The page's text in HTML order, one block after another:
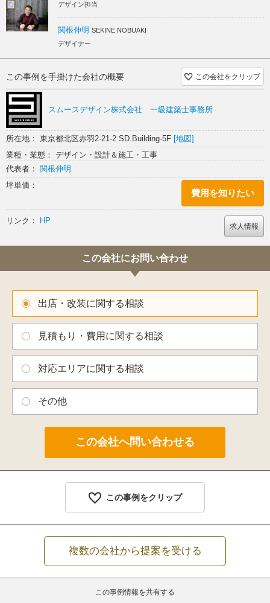
かわいい スケルトン
デザイン担当
関根伸明 SEKINE NOBUAKI
デザイナー
この事例を手掛けた会社の概要 この会社をクリップ
スムースデザイン株式会社 一級建築士事務所
所在地： 東京都北区赤羽2-21-2 SD.Building-5F [地図]
業種・業態： デザイン・設計＆施工・工事
代表者： 関根伸明
坪単価：
費用を知りたい
リンク： HP
求人情報
この会社にお問い合わせ
出店・改装に関する相談
見積もり・費用に関する相談
対応エリアに関する相談
その他
この事例をクリップ
複数の会社から提案を受ける
この事例情報を共有する